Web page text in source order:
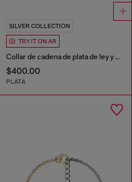
SILVER COLLECTION
TRY IT ON AR
Collar de cadena de plata de ley y perlas
$400.00
PLATA